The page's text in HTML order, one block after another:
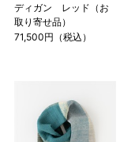
ディガン レッド（お
取り寄せ品）
71,500円（税込）